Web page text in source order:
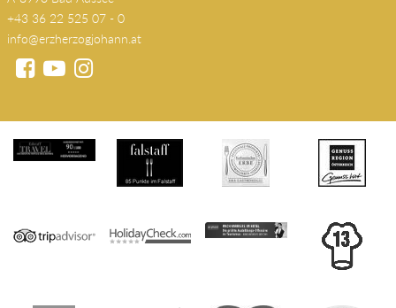
Kurhausplatz 62
A-8990 Bad Aussee
info@erzherzogjohann.at